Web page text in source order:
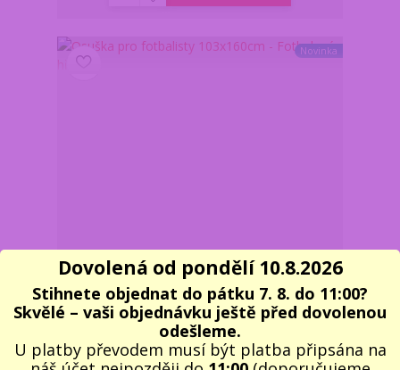
Novinka
Osuška pro fotbalisty 103x160cm - Fotbalové hřiště
599 Kč/ks
495 Kčbez DPH Skladem 4 ks
Dovolená od pondělí 10.8.2026
Stihnete objednat do pátku 7. 8. do 11:00?
Skvělé – vaši objednávku ještě před dovolenou
odešleme.
U platby převodem musí být platba připsána na